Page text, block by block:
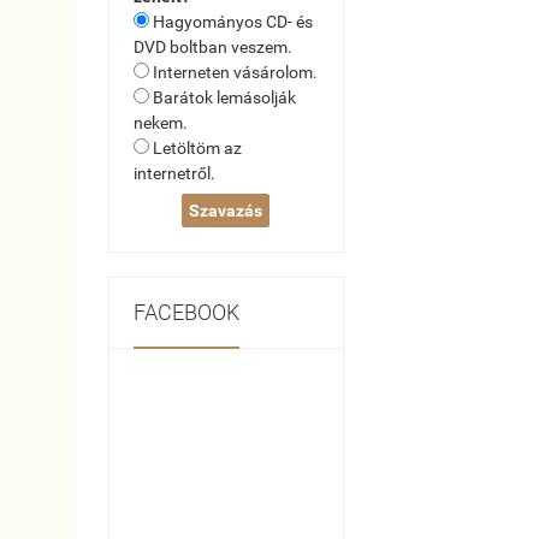
Hagyományos CD- és
DVD boltban veszem.
Interneten vásárolom.
Barátok lemásolják
nekem.
Letöltöm az
internetről.
FACEBOOK